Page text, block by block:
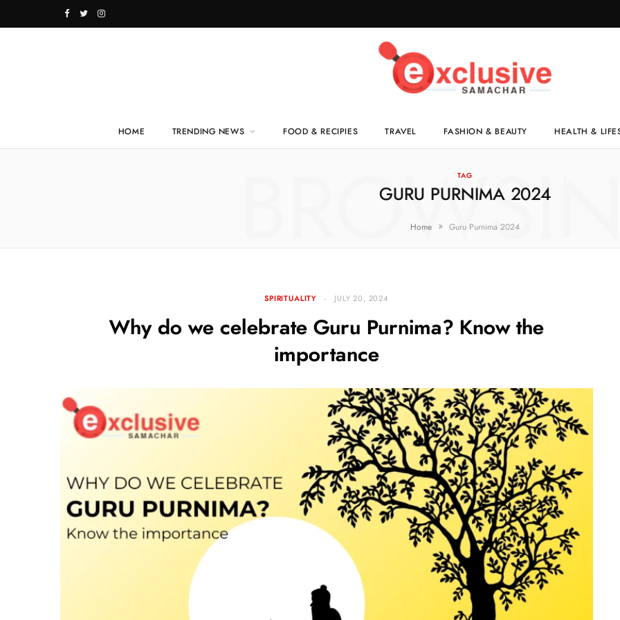
F
o
T
e
I
g
HOME TRENDING NEWS FOOD & RECIPIES TRAVEL FASHION & BEAUTY HEALTH &
TAG
GURU PURNIMA 2024
Home » Guru Purnima 2024
SPIRITUALITY JULY 20, 2024
Why do we celebrate Guru Purnima? Know the
importance